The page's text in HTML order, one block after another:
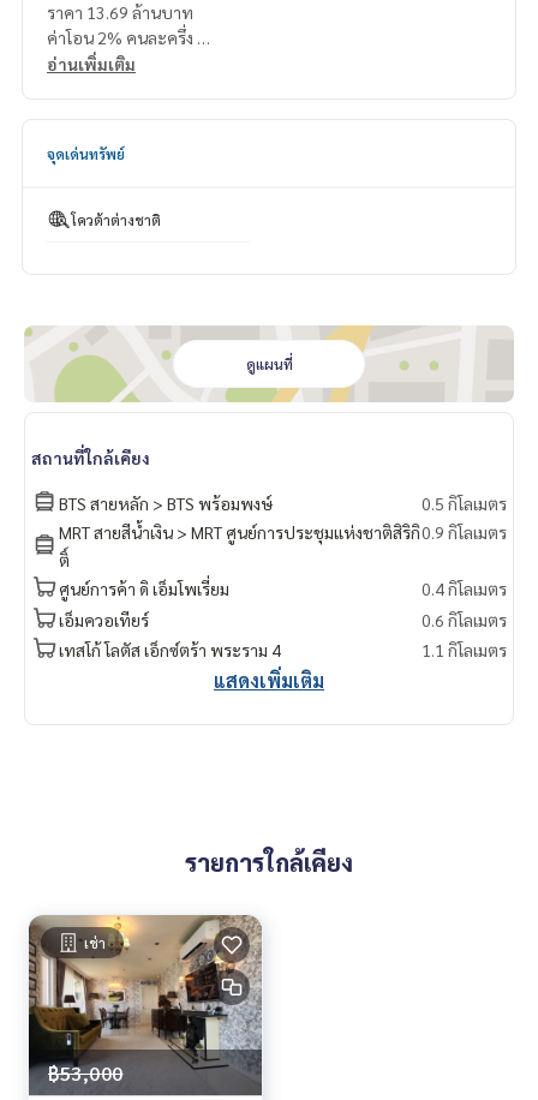
ราคา 13.69 ล้านบาท
ค่าโอน 2% คนละครึ่ง
ติดต่อ น้องบี เบอร์โทร
https://lin.ee/luSfAxh
อ่านเพิ่มเติม
จุดเด่นทรัพย์
โควต้าต่างชาติ
ดูแผนที่
สถานที่ใกล้เคียง
BTS สายหลัก > BTS พร้อมพงษ์
0.5 กิโลเมตร
MRT สายสีน้ำเงิน > MRT ศูนย์การประชุมแห่งชาติสิริกิ
ติ์
0.9 กิโลเมตร
ศูนย์การค้า ดิ เอ็มโพเรี่ยม
0.4 กิโลเมตร
เอ็มควอเทียร์
0.6 กิโลเมตร
เทสโก้ โลตัส เอ็กซ์ตร้า พระราม 4
1.1 กิโลเมตร
แสดงเพิ่มเติม
รายการใกล้เคียง
เช่า
฿53,000